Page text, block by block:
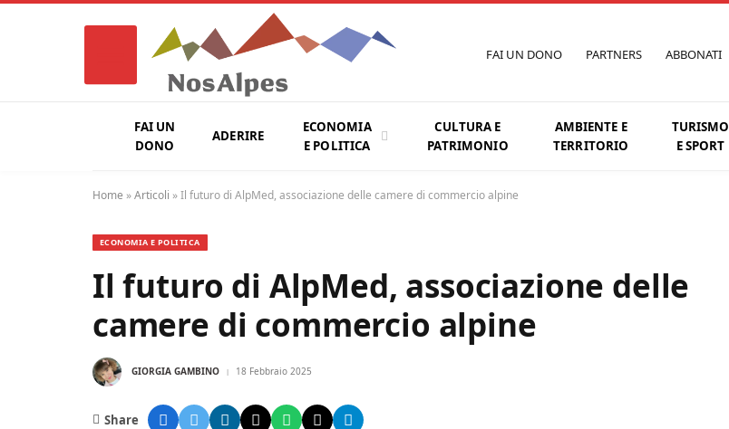
FAI UN DONO PARTNERS ABBONATI
FAI UN
DONO
ADERIRE
ECONOMIA
E POLITICA
CULTURA E
PATRIMONIO
AMBIENTE E
TERRITORIO
TURISMO
E SPORT
Home »Articoli »Il futuro di AlpMed, associazione delle camere di commercio alpine
ECONOMIA E POLITICA
Il futuro di AlpMed, associazione delle
camere di commercio alpine
GIORGIA GAMBINO 18 Febbraio 2025
Share